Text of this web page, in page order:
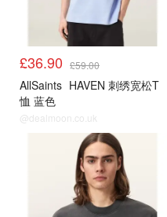
£36.90 £59.00
AllSaints HAVEN 刺绣宽松T
恤 蓝色
@dealmoon.co.uk